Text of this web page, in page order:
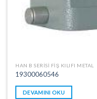
HAN B SERISI FIŞ KILIFI METAL
19300060546
DEVAMINI OKU